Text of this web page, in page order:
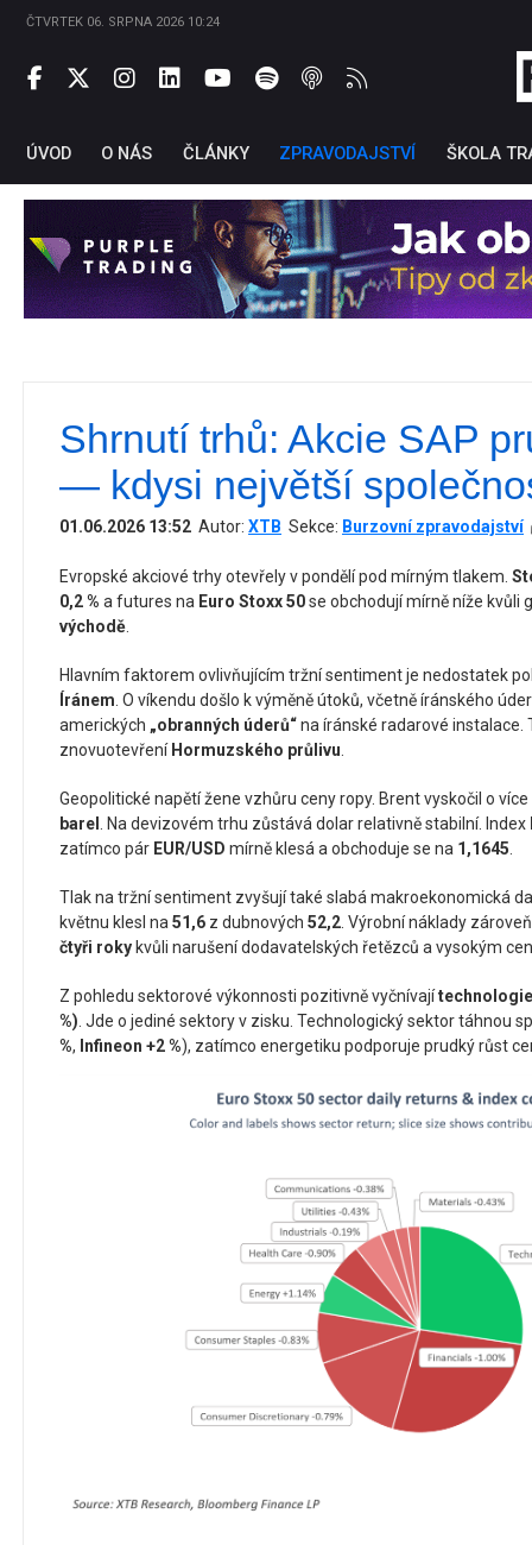
ČTVRTEK 06. SRPNA 2026 10:24
ÚVOD O NÁS ČLÁNKY ZPRAVODAJSTVÍ ŠKOLA
Shrnutí trhů: Akcie SAP
— kdysi největší
01.06.2026 13:52 Autor: XTB Sekce: Burzovní zpravodajství
Evropské akciové trhy otevřely v pondělí pod mírným tlakem.
0,2 % a futures na Euro Stoxx 50se obchodují mírně níže kvůli
východě.
Hlavním faktorem ovlivňujícím tržní sentiment je nedostatek
Íránem. O víkendu došlo k výměně útoků, včetně íránského
amerických „obranných úderů“na íránské radarové instalace.
znovuotevření Hormuzského průlivu.
Geopolitické napětí žene vzhůru ceny ropy. Brent vyskočil o
barel . Na devizovém trhu zůstává dolar relativně stabilní. Index
zatímco pár EUR/USD mírně klesá a obchoduje se na 1,1645.
Tlak na tržní sentiment zvyšují také slabá makroekonomická
květnu klesl na51,6 z dubnových 52,2. Výrobní náklady
čtyři roky kvůli narušení dodavatelských řetězců a vysokým
Z pohledu sektorové výkonnosti pozitivně vyčnívajítechnologie
%). Jde o jediné sektory v zisku. Technologický sektor táhnou
%, Infineon +2 %), zatímco energetiku podporuje prudký růst